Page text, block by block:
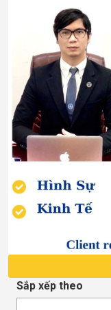
Sắp xếp theo